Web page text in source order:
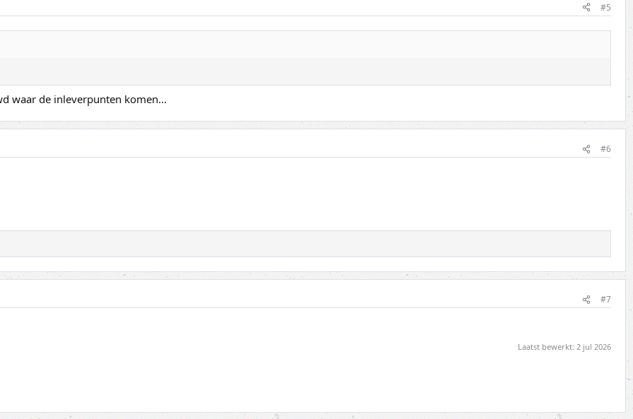
#5
waar de inleverpunten komen...
#6
#7
Laatst bewerkt: 2 jul 2026